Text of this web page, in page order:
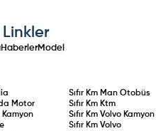
Linkler
HaberlerModel
Sıfır Km Man Otobüs
Motor Sıfır Km Ktm
Kamyon Sıfır Km Volvo Kamyon
Sıfır Km Volvo